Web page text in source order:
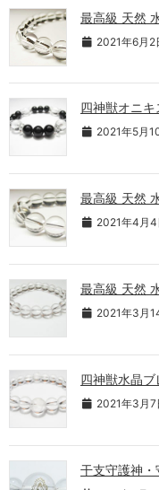
最高級 天然
2021年6月2
四神獣オニキ
2021年5月
最高級 天然
2021年4月4
最高級 天然
2021年3月
四神獣水晶ブ
2021年3月7
干支守護神